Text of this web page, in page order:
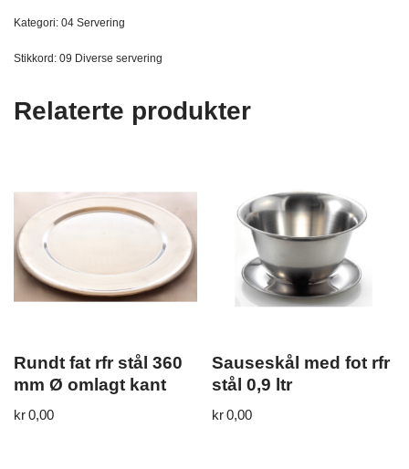
Kategori: 04 Servering
Stikkord: 09 Diverse servering
Relaterte produkter
Rundt fat rfr stål 360
mm Ø omlagt kant
kr0,00
Sauseskål med fot rfr
stål 0,9 ltr
kr0,00